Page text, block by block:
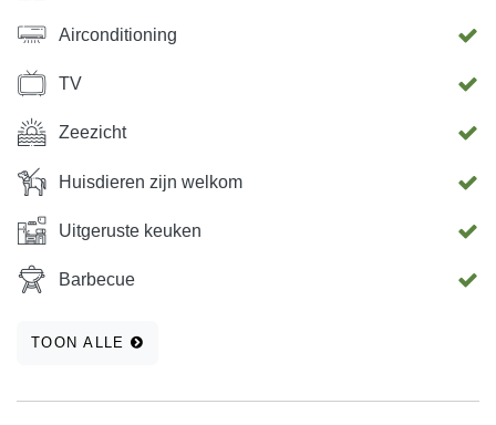
Airconditioning
TV
Zeezicht
Huisdieren zijn welkom
Uitgeruste keuken
Barbecue
TOON ALLE